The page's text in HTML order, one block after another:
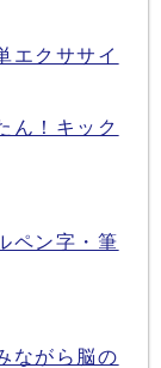
エクササイ
ん！キック
ペン字・筆
ながら脳の